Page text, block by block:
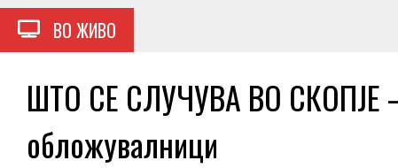
ВО ЖИВО
ШТО СЕ СЛУЧУВА ВО СКОПЈЕ
обложувалници